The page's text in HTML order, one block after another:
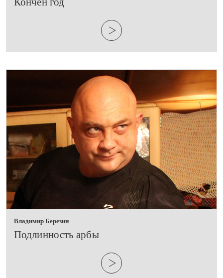
Владимир Березин
​Подлинность арбы